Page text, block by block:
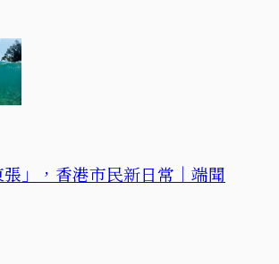
張」，香港市民新日常｜端聞